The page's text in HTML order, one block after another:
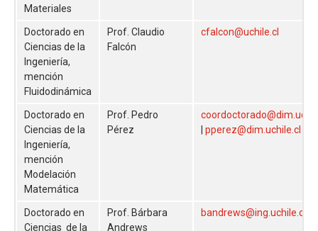
Materiales
Doctorado en
Ciencias de la
Ingeniería,
mención
Fluidodinámica
Prof. Claudio
Falcón
cfalcon@uchile.cl
Doctorado en
Ciencias de la
Ingeniería,
mención
Modelación
Matemática
Prof. Pedro
Pérez
pperez@dim.uchile.cl
Doctorado en
Ciencias de la
Prof. Bárbara
Andrews
bandrews@ing.uchile.cl